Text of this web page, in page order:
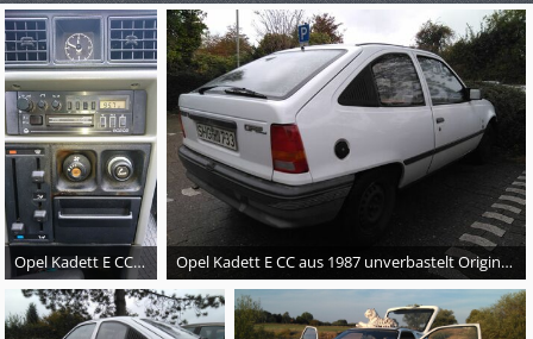
Opel Kadett E CC aus 1987 unverbastelt Originalzustand mit H-Kennzeichen selten 75 PS Opel Kadett E CC aus 1987 unverbastelt Originalzustand mit H-Kennzeichen selten 75 PS